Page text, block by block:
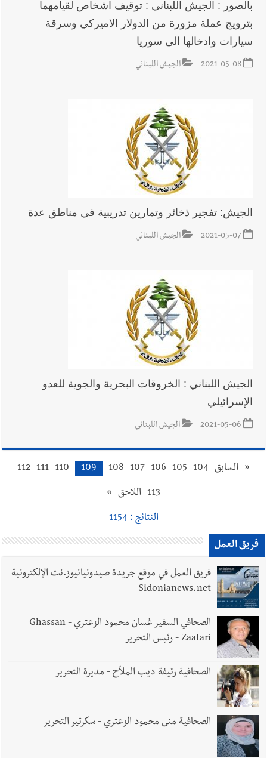
بالصور : الجيش اللبناني : توقيف اشخاص لقيامهما
بترويج عملة مزورة من الدولار الاميركي وسرقة
سيارات وادخالها الى سوريا
2021-05-08 الجيش اللبناني
الجيش: تفجير ذخائر وتمارين تدريبية في مناطق عدة
2021-05-07 الجيش اللبناني
الجيش اللبناني : الخروقات البحرية والجوية للعدو
الإسرائيلي
2021-05-06 الجيش اللبناني
« السابق 104
105
106
107
108
109
110
111
112
113 اللاحق »
النتائج : 1154
فريق العمل
فريق العمل في موقع جريدة صيدونيانيوز.نت الإلكترونية
Sidonianews.net
الصحافي السفير غسان محمود الزعتري - Ghassan
Zaatari - رئيس التحرير
الصحافية رئيفة ديب الملاّح - مديرة التحرير
الصحافية منى محمود الزعتري - سكرتير التحرير